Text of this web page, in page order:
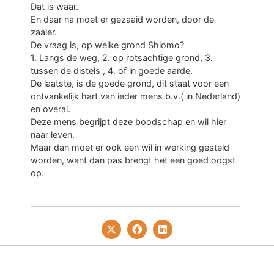
Dat is waar.
En daar na moet er gezaaid worden, door de
zaaier.
De vraag is, op welke grond Shlomo?
1. Langs de weg, 2. op rotsachtige grond, 3.
tussen de distels , 4. of in goede aarde.
De laatste, is de goede grond, dit staat voor een
ontvankelijk hart van ieder mens b.v.( in Nederland)
en overal.
Deze mens begrijpt deze boodschap en wil hier
naar leven.
Maar dan moet er ook een wil in werking gesteld
worden, want dan pas brengt het een goed oogst
op.